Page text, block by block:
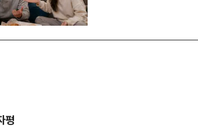
평